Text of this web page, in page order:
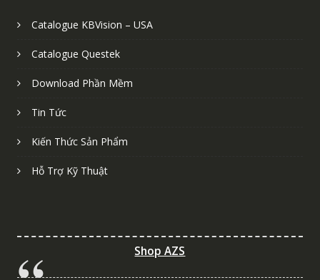
Catalogue KBVision – USA
Catalogue Questek
Download Phần Mềm
Tin Tức
Kiến Thức Sản Phẩm
Hỗ Trợ Kỹ Thuật
Shop AZS